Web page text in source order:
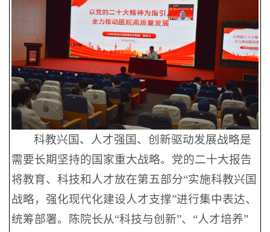
科教兴国、人才强国、创新驱动发展战略是
需要长期坚持的国家重大战略。党的二十大报告
将教育、科技和人才放在第五部分“实施科教兴国
战略，强化现代化建设人才支撑”进行集中表达、
统筹部署。陈院长从“科技与创新”、“人才培养”